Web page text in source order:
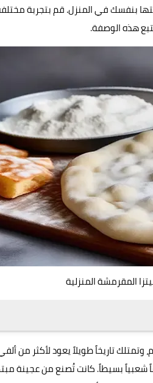
بنفسك في المنزل. قم بتجربة
هذه الوصفة.
المقرمشة المنزلية
وتمتلك تاريخاً طويلاً يعود لأكثر من
شعبياً بسيطاً. كانت تُصنع من عجينة